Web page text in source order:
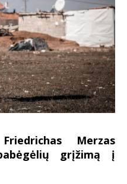
Merzas
grįžimą į